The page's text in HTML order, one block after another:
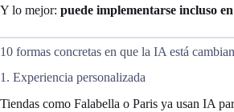
Y lo mejor: puede implementarse incluso
10 formas concretas en que la IA está
1. Experiencia personalizada
Tiendas como Falabella o Paris ya usan IA